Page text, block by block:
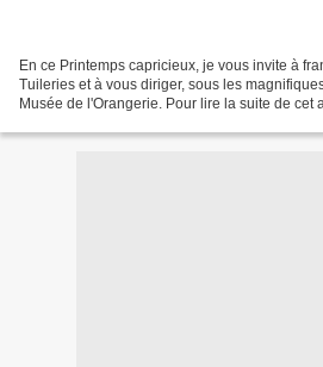
En ce Printemps capricieux, je vous invite à
Tuileries et à vous diriger, sous les
Musée de l'Orangerie. Pour lire la suite de cet